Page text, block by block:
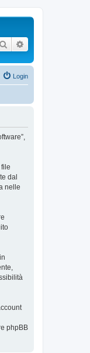
Cerca
Login
dal
nelle
phpBB